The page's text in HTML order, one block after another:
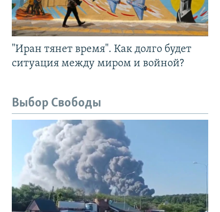
"Иран тянет время". Как долго будет
ситуация между миром и войной?
Выбор Свободы